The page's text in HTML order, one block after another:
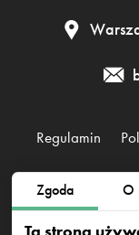
Zgoda O
Ta strona
Regulamin
Clean Whale Sp.